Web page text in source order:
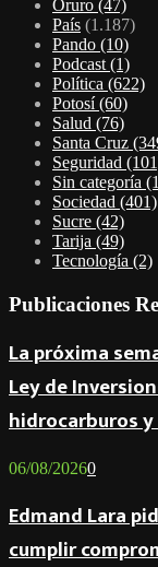
Oruro (47)
País (1.187)
Pando (10)
Podcast (1)
Política (622)
Potosí(60)
Salud (76)
Santa Cruz
Seguridad
Sin categoría
Sociedad (401)
Sucre (42)
Tarija (49)
Tecnología (2)
Publicaciones
La próxima
Ley de
hidrocarburos
06/08/20260
Edmand Lara
cumplir